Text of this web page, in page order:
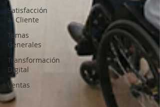
Satisfacción
al Cliente
Temas
Generales
Transformación
Digital
Ventas